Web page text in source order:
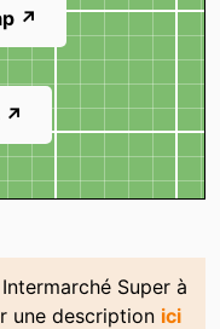
↗
↗
Super à
une description ici